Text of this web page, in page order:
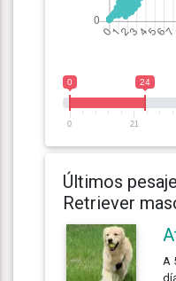
0 24
0 21
Últimos
Retriever
A